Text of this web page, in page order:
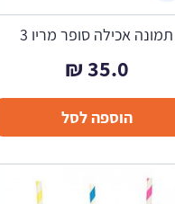
תמונה אכילה סופר מריו 3
35.0
₪
הוספה לסל